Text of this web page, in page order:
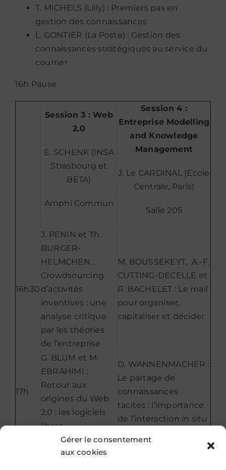
Gérer le consentement
aux cookies
T. MICHELS (Lilly) : Premiers pas en
gestion des connaissances
L. GONTIER (La Poste) : Gestion des
connaissances stratégiques au service du
courrier
16h Pause
Session 3 : Web
2.0
E. SCHENK (INSA
Strasbourg et
BETA)
Amphi Commun
Session 4 :
Entreprise Modelling
and Knowledge
Management
J. Le CARDINAL (Ecole
Centrale, Paris)
Salle 205
16h30
J. PENIN et Th.
BURGER-
HELMCHEN :
Crowdsourcing
d’activités
inventives : une
analyse critique
par les théories
de l’entreprise
M. BOUSSEKEYT, A.-F.
CUTTING-DECELLE et
R. BACHELET : Le mail
pour organiser,
capitaliser et décider
17h
G. BLUM et M.
EBRAHIMI :
Retour aux
origines du Web
2.0 : les logiciels
libres
D. WANNENMACHER :
Le partage de
connaissances
tacites : l’importance
de l’interaction in situ
I. TRABELSI : Le
A. FATHALLAH :